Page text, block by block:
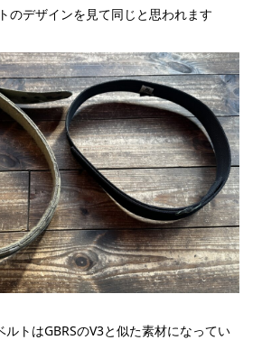
のデザインを見て同じと思われます
トはGBRSのV3と似た素材になってい